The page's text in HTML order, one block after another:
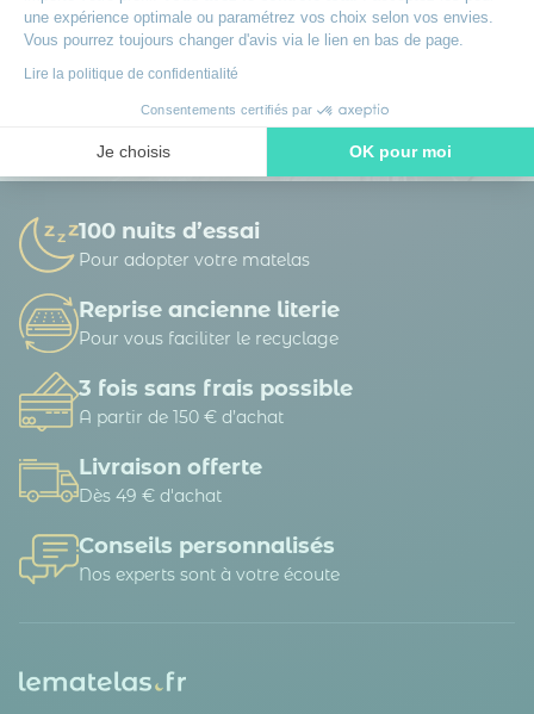
une expérience optimale ou paramétrez vos choix selon vos envies.
Vous pourrez toujours changer d'avis via le lien en bas de page.
Lire la politique de confidentialité
Consentements certifiés par
Je choisis OK pour moi
Notre plateforme vous permet d'adapter et de gérer vos
La société DTLM traite vos données personnelles afin de gérer sa base de
adressées. Vous pouvez exercer vos droits d’accès, de rectification, d’opposition,
de portabilité d’effacement et définir des directives post-mortem.
plus sur la gestion de vos données et vos droits.
100 nuits d’essai
Pour adopter votre matelas
Reprise ancienne literie
Pour vous faciliter le recyclage
3 fois sans frais possible
A partir de 150 € d’achat
Livraison offerte
Dès 49 € d'achat
Conseils personnalisés
Nos experts sont à votre écoute